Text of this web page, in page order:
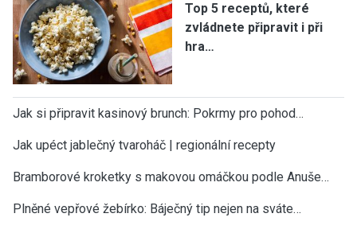
Top 5 receptů, které
zvládnete připravit i při
hra…
Jak si připravit kasinový brunch: Pokrmy pro pohod…
Jak upéct jablečný tvaroháč | regionální recepty
Bramborové kroketky s makovou omáčkou podle Anuše…
Plněné vepřové žebírko: Báječný tip nejen na sváte…